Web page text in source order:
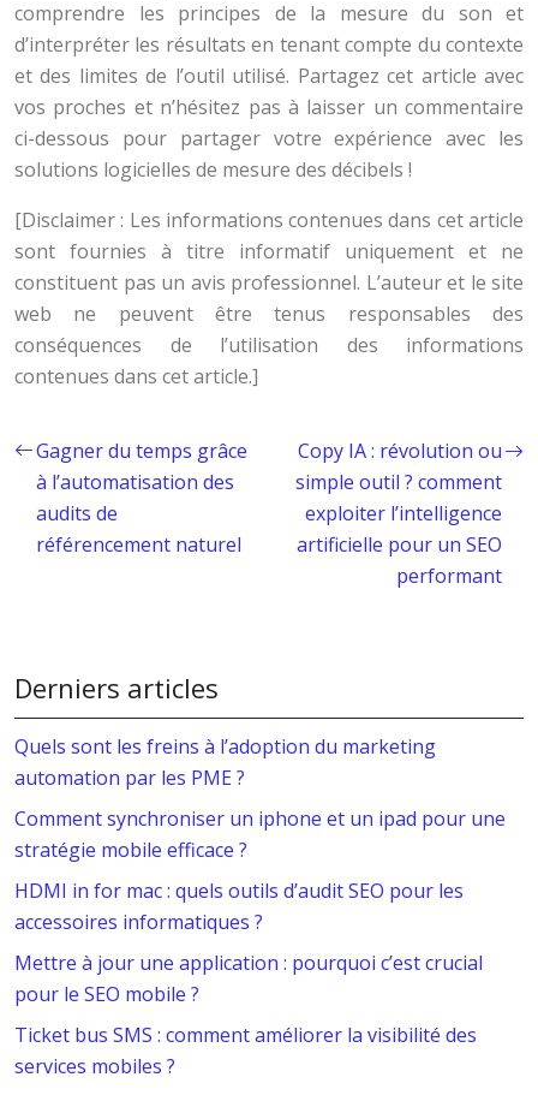
comprendre les principes de la mesure du son et
d’interpréter les résultats en tenant compte du contexte
et des limites de l’outil utilisé. Partagez cet article avec
vos proches et n’hésitez pas à laisser un commentaire
ci-dessous pour partager votre expérience avec les
solutions logicielles de mesure des décibels !
[Disclaimer : Les informations contenues dans cet article
sont fournies à titre informatif uniquement et ne
constituent pas un avis professionnel. L’auteur et le site
web ne peuvent être tenus responsables des
conséquences de l’utilisation des informations
contenues dans cet article.]
Gagner du temps grâce
à l’automatisation des
audits de
référencement naturel
Copy IA : révolution ou
simple outil ? comment
exploiter l’intelligence
artificielle pour un SEO
performant
Derniers articles
Quels sont les freins à l’adoption du marketing
automation par les PME ?
Comment synchroniser un iphone et un ipad pour une
stratégie mobile efficace ?
HDMI in for mac : quels outils d’audit SEO pour les
accessoires informatiques ?
Mettre à jour une application : pourquoi c’est crucial
pour le SEO mobile ?
Ticket bus SMS : comment améliorer la visibilité des
services mobiles ?